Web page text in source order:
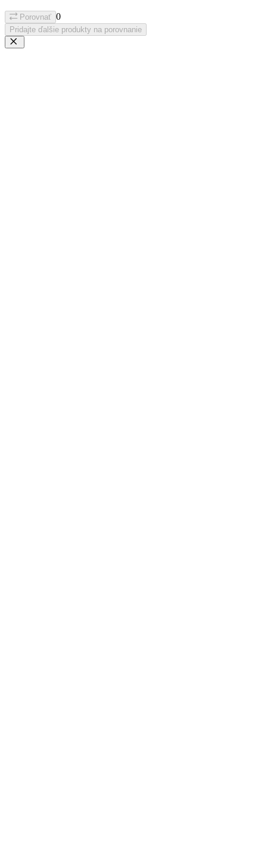
Porovnať 0
Pridajte ďalšie produkty na porovnanie